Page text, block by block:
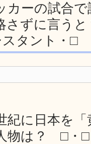
ーの試合で
さずに言うと
タント・□
に日本を「
物は？ □・□